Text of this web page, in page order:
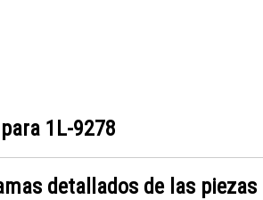
1L-9278
detallados de las piezas